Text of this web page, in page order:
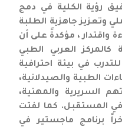
رؤية الكلية في دمج
وتعزيز جاهزية الطلبة
واقتدار ، مؤكدةً على أن
العربي الطبي
في بيئة احترافية
الطبية والصيدلانية،
السريرية والمهنية،
المستقبل. كما لفتت
برنامج ماجستير في